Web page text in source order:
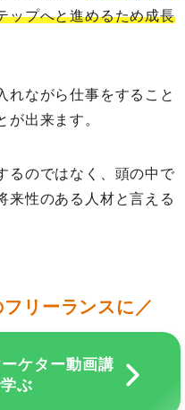
ップへと進めるため成長
れながら仕事をすること
が出来ます。
るのではなく、頭の中で
来性のある人材と言える
リーランスに／
ケター動画講
ぶ